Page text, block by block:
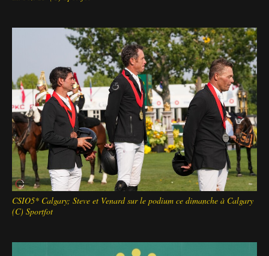
CSIO5* Calgary; Steve et Venard sur le podium ce dimanche à Calgary
(C) Sportfot